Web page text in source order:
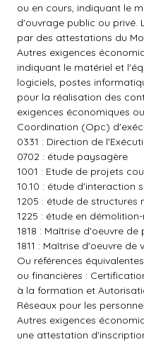
ou en cours, indiquant le
d'ouvrage public ou privé.
par des attestations du
Autres exigences
indiquant le matériel et
logiciels, postes
pour la réalisation des
exigences économiques
Coordination (Opc)
0331 : Direction de
0702 : étude paysagère
1001 : Etude de projets
10.10 : étude d'interaction
1205 : étude de structures
1225 : étude en
1818 : Maîtrise d'oeuvre
1811 : Maîtrise d'oeuvre
Ou références
ou financières :
à la formation et
Réseaux pour les
Autres exigences
une attestation